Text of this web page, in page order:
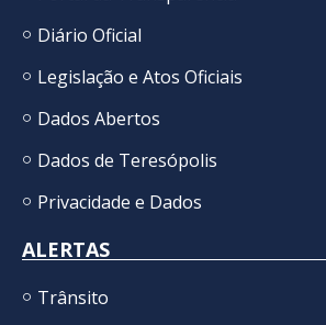
Diário Oficial
Legislação e Atos Oficiais
Dados Abertos
Dados de Teresópolis
Privacidade e Dados
ALERTAS
Trânsito